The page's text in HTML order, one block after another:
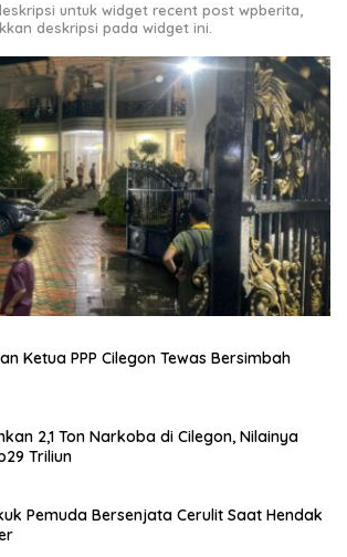
untuk widget recent post wpberita,
deskripsi pada widget ini.
Ketua PPP Cilegon Tewas Bersimbah
2,1 Ton Narkoba di Cilegon, Nilainya
Triliun
Pemuda Bersenjata Cerulit Saat Hendak